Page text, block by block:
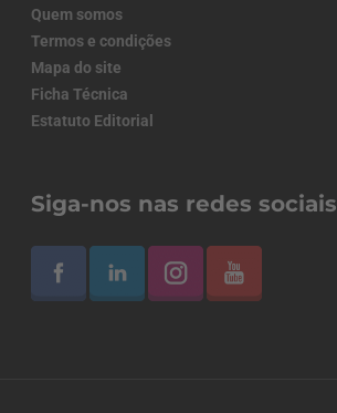
Quem somos
Termos e condições
Mapa do site
Ficha Técnica
Estatuto Editorial
Siga-nos nas redes sociais